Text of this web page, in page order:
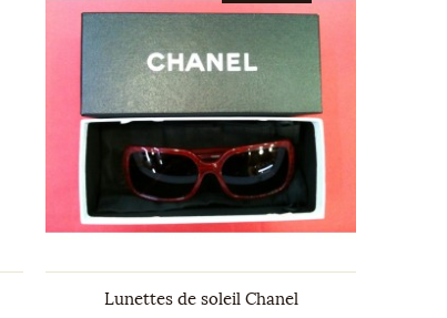
Lunettes de soleil Chanel